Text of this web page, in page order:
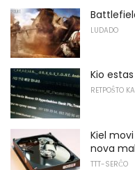
LUDADO
Kio
RETPOŜTO
Kiel
nova
TTT-SERĈO